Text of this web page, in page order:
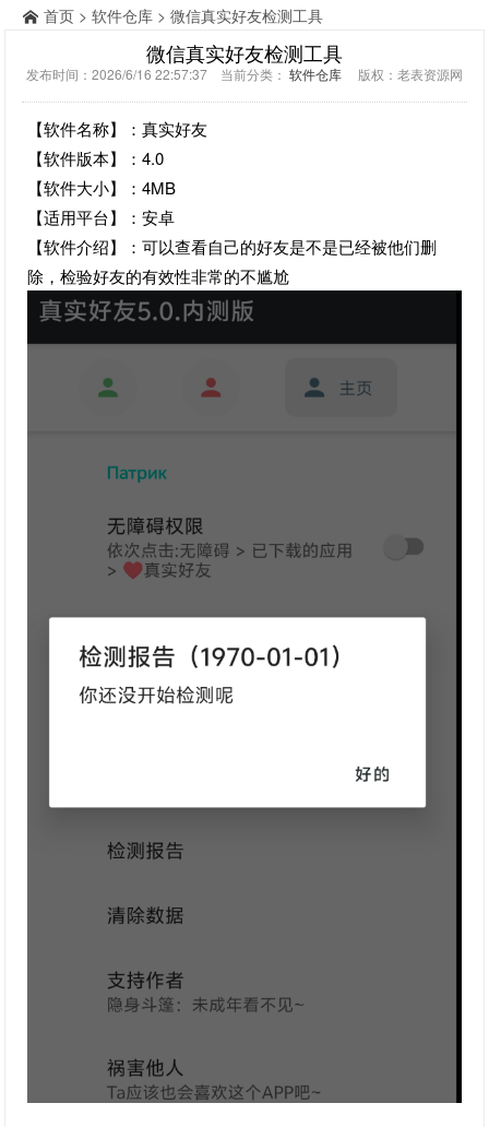
首页 > 软件仓库 > 微信真实好友检测工具
微信真实好友检测工具
发布时间：2026/6/16 22:57:37 当前分类： 软件仓库 版权：老表资源网
【软件名称】：真实好友
【软件版本】：4.0
【软件大小】：4MB
【适用平台】：安卓
【软件介绍】：可以查看自己的好友是不是已经被他们删
除，检验好友的有效性非常的不尴尬